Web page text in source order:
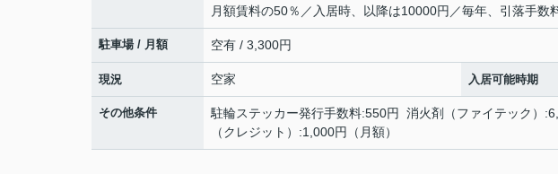
月額賃料の50％／入居時、以降は10000円／毎年、引落手数
駐車場 / 月額 空有 / 3,300円
現況 空家 入居可能時期
その他条件
駐輪ステッカー発行手数料:550円 消火剤（ファイテック）
（クレジット）:1,000円（月額）